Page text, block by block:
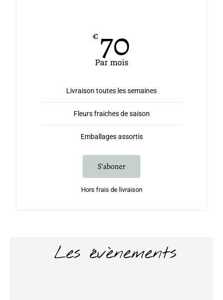
€70
Par mois
Livraison toutes les semaines
Fleurs fraiches de saison
Emballages assortis
S'aboner
Hors frais de livraison
Les évènements